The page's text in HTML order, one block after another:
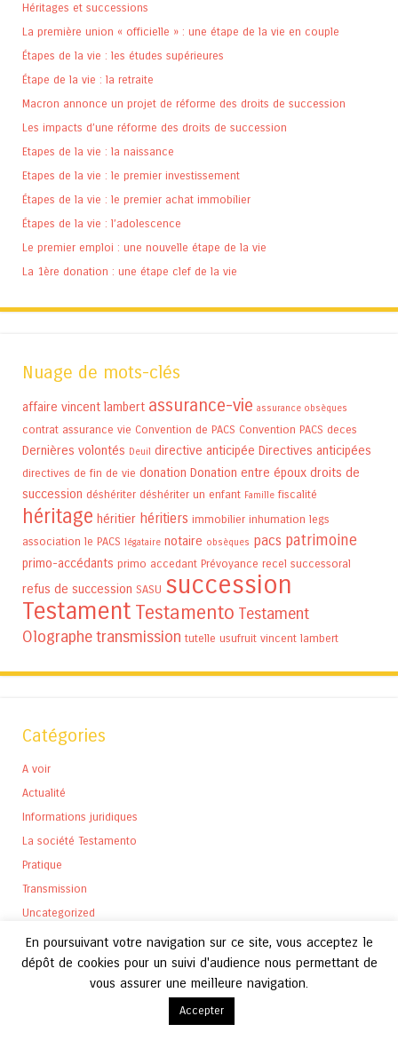
Héritages et successions
La première union « officielle » : une étape de la vie en couple
Étapes de la vie : les études supérieures
Étape de la vie : la retraite
Macron annonce un projet de réforme des droits de succession
Les impacts d’une réforme des droits de succession
Etapes de la vie : la naissance
Etapes de la vie : le premier investissement
Étapes de la vie : le premier achat immobilier
Étapes de la vie : l’adolescence
Le premier emploi : une nouvelle étape de la vie
La 1ère donation : une étape clef de la vie
Nuage de mots-clés
affaire vincent lambert assurance-vie assurance obsèques
contrat assurance vie Convention de PACS Convention PACS deces
Dernières volontés Deuil directive anticipée Directives anticipées
directives de fin de vie donation Donation entre époux droits de
succession déshériter déshériter un enfant Famille fiscalité
héritage héritier héritiers immobilier inhumation legs
association le PACS légataire notaire obsèques pacs patrimoine
primo-accédants primo accedant Prévoyance recel successoral
refus de succession SASU succession
Testament Testamento Testament
Olographetransmission tutelle usufruit vincent lambert
Catégories
A voir
Actualité
Informations juridiques
La société Testamento
Pratique
Transmission
Uncategorized
En poursuivant votre navigation sur ce site, vous acceptez le
dépôt de cookies pour un suivi d'audience nous permettant de
vous assurer une meilleure navigation.
Accepter